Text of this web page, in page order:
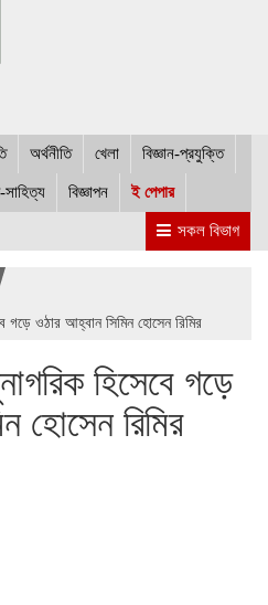
অর্থনীতি খেলা বিজ্ঞান-প্রযুক্তি
সাহিত্য বিজ্ঞাপন ই পেপার
সকল বিভাগ
গড়ে ওঠার আহ্বান সিমিন হোসেন রিমির
হিসেবে গড়ে
হোসেন রিমির